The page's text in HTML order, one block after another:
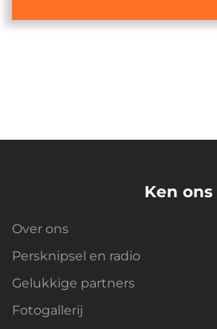
Ken ons
Over ons
Persknipsel en radio
Gelukkige partners
Fotogallerij